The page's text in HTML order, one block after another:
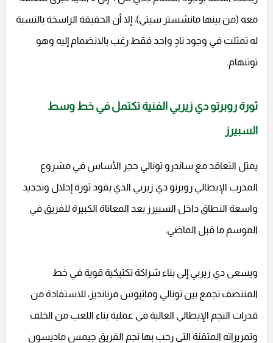
معه (من بينها مانشستر سيتي)، إلا أن الحقيقة الراسخة بالنسبة
له تمثلت في وجود نادٍ واحد فقط رغب بالانضمام إليه وهو
توتنهام.
ثورة روبرتو دي زيربي الفنية تكتمل في خط وسط
السبيرز
يمثل التعاقد مع ساندرو تونالي حجر الأساس في مشروع
المدرب الإيطالي روبرتو دي زيربي الذي يقود ثورة إحلال وتجديد
واسعة النطاق داخل السبيرز بعد المعاناة الكبيرة للفريق في
الموسم ما قبل الماضي.
ويسعى دي زيربي إلى بناء شراكة تكتيكية قوية في خط
المنتصف تجمع بين تونالي وماتيوس فرنانديز، للاستفادة من
قدرات النجم الإيطالي العالية في عملية بناء اللعب من الخلف
وتمريراته المتقنة التي رحب بها نجم الفريق جيمس ماديسون